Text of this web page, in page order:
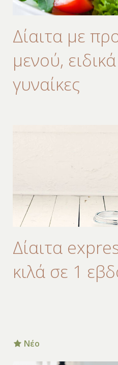
Δίαιτα με
μενού,
γυναίκες
Δίαιτα
κιλά σε 1
Νέο